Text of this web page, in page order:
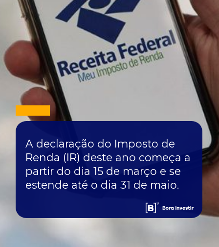
A declaração do Imposto de
Renda (IR) deste ano começa a
partir do dia 15 de março e se
estende até o dia 31 de maio.